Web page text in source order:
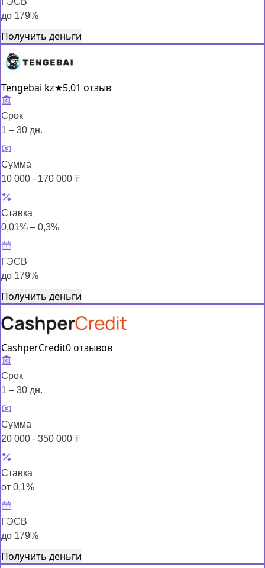
до 179%
Получить деньги
Tengebai kz★5,01 отзыв
Срок
1 – 30 дн.
Сумма
10 000 - 170 000 ₸
Ставка
0,01% – 0,3%
ГЭСВ
до 179%
Получить деньги
CashperCredit0 отзывов
Срок
1 – 30 дн.
Сумма
20 000 - 350 000 ₸
Ставка
от 0,1%
ГЭСВ
до 179%
Получить деньги